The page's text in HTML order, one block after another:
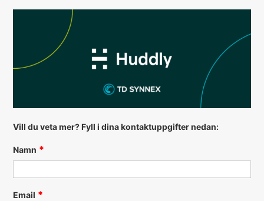
Vill du veta mer? Fyll i dina kontaktuppgifter nedan:
Namn
Email